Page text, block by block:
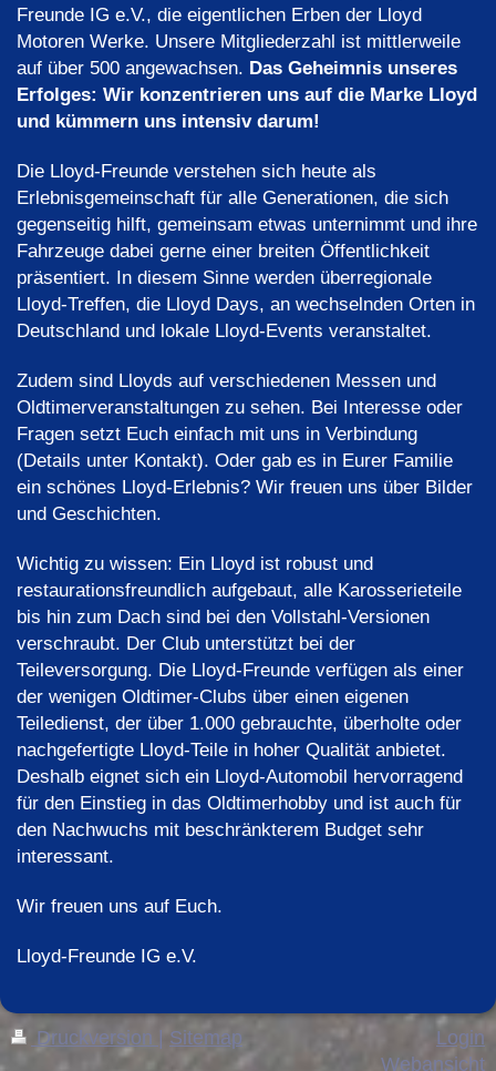
Freunde IG e.V., die eigentlichen Erben der Lloyd
Motoren Werke. Unsere Mitgliederzahl ist mittlerweile
auf über 500 angewachsen. Das Geheimnis unseres
Erfolges: Wir konzentrieren uns auf die Marke Lloyd
und kümmern uns intensiv darum!
Die Lloyd-Freunde verstehen sich heute als
Erlebnisgemeinschaft für alle Generationen, die sich
gegenseitig hilft, gemeinsam etwas unternimmt und ihre
Fahrzeuge dabei gerne einer breiten Öffentlichkeit
präsentiert. In diesem Sinne werden überregionale
Lloyd-Treffen, die Lloyd Days, an wechselnden Orten in
Deutschland und lokale Lloyd-Events veranstaltet.
Zudem sind Lloyds auf verschiedenen Messen und
Oldtimerveranstaltungen zu sehen. Bei Interesse oder
Fragen setzt Euch einfach mit uns in Verbindung
(Details unter Kontakt). Oder gab es in Eurer Familie
ein schönes Lloyd-Erlebnis? Wir freuen uns über Bilder
und Geschichten.
Wichtig zu wissen: Ein Lloyd ist robust und
restaurationsfreundlich aufgebaut, alle Karosserieteile
bis hin zum Dach sind bei den Vollstahl-Versionen
verschraubt. Der Club unterstützt bei der
Teileversorgung. Die Lloyd-Freunde verfügen als einer
der wenigen Oldtimer-Clubs über einen eigenen
Teiledienst, der über 1.000 gebrauchte, überholte oder
nachgefertigte Lloyd-Teile in hoher Qualität anbietet.
Deshalb eignet sich ein Lloyd-Automobil hervorragend
für den Einstieg in das Oldtimerhobby und ist auch für
den Nachwuchs mit beschränkterem Budget sehr
interessant.
Wir freuen uns auf Euch.
Lloyd-Freunde IG e.V.
Druckversion | Sitemap
Login
Webansicht